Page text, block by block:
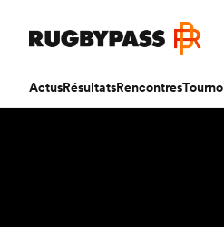
ActusRésultatsRencontres